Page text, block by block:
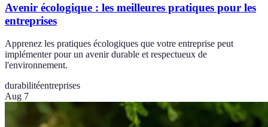
Avenir écologique : les meilleures pratiques pour les
entreprises
Apprenez les pratiques écologiques que votre entreprise peut
implémenter pour un avenir durable et respectueux de
l'environnement.
durabilitéentreprises
Aug 7